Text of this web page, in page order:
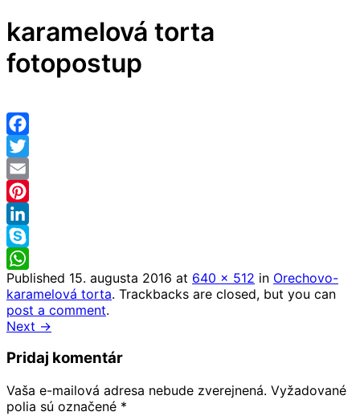
karamelová torta
fotopostup
Facebook
Twitter
Email
Pinterest
LinkedIn
Skype
WhatsApp
Published 15. augusta 2016 at 640 × 512 in Orechovo-
karamelová torta. Trackbacks are closed, but you can
post a comment.
Next →
Pridaj komentár
Vaša e-mailová adresa nebude zverejnená. Vyžadované
polia sú označené *